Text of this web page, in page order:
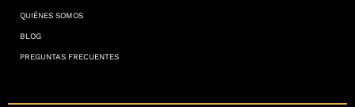
QUIÉNES SOMOS
BLOG
PREGUNTAS FRECUENTES